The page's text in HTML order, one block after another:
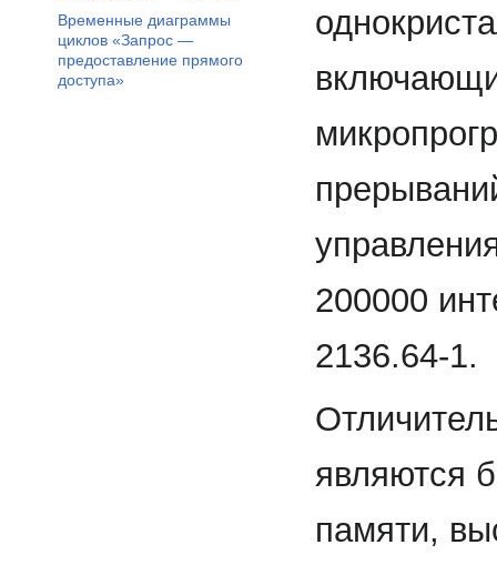
Временные диаграммы
циклов «Запрос —
предоставление прямого
доступа»
200000
2136.64-1.
являются
памяти,